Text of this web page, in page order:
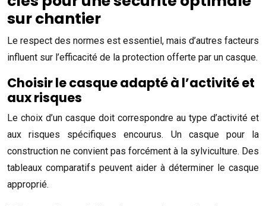
sur chantier
Le respect des normes est essentiel, mais d’autres facteurs
influent sur l’efficacité de la protection offerte par un casque.
Choisir le casque adapté à l’activité et
aux risques
Le choix d’un casque doit correspondre au type d’activité et
aux risques spécifiques encourus. Un casque pour la
construction ne convient pas forcément à la sylviculture. Des
tableaux comparatifs peuvent aider à déterminer le casque
approprié.